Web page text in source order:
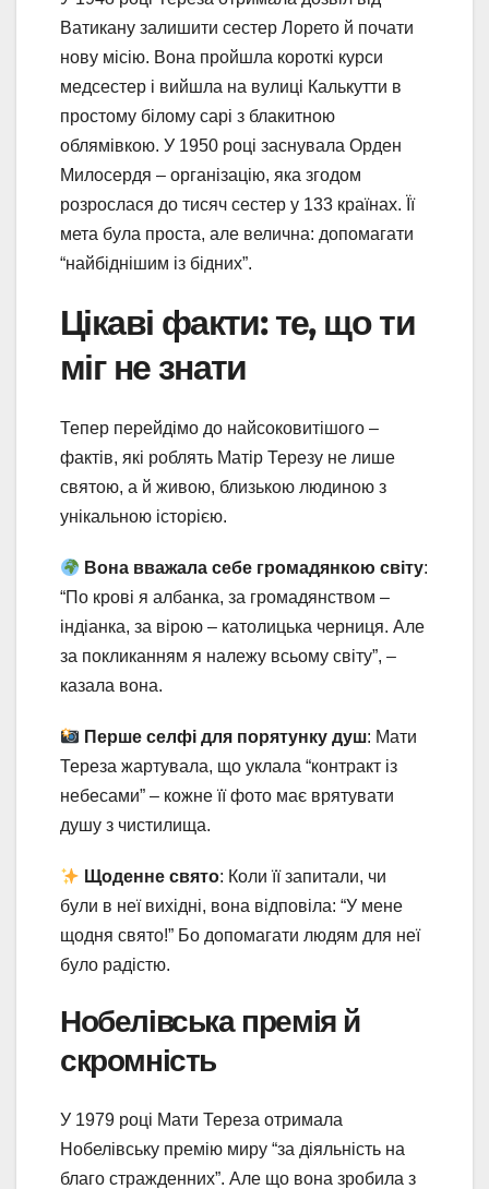
Ватикану залишити сестер Лорето й почати
нову місію. Вона пройшла короткі курси
медсестер і вийшла на вулиці Калькутти в
простому білому сарі з блакитною
облямівкою. У 1950 році заснувала Орден
Милосердя – організацію, яка згодом
розрослася до тисяч сестер у 133 країнах. Її
мета була проста, але велична: допомагати
“найбіднішим із бідних”.
Цікаві факти: те, що ти
міг не знати
Тепер перейдімо до найсоковитішого –
фактів, які роблять Матір Терезу не лише
святою, а й живою, близькою людиною з
унікальною історією.
Вона вважала себе громадянкою світу:
“По крові я албанка, за громадянством –
індіанка, за вірою – католицька черниця. Але
за покликанням я належу всьому світу”, –
казала вона.
Перше селфі для порятунку душ: Мати
Тереза жартувала, що уклала “контракт із
небесами” – кожне її фото має врятувати
душу з чистилища.
Щоденне свято: Коли її запитали, чи
були в неї вихідні, вона відповіла: “У мене
щодня свято!” Бо допомагати людям для неї
було радістю.
Нобелівська премія й
скромність
У 1979 році Мати Тереза отримала
Нобелівську премію миру “за діяльність на
благо стражденних”. Але що вона зробила з